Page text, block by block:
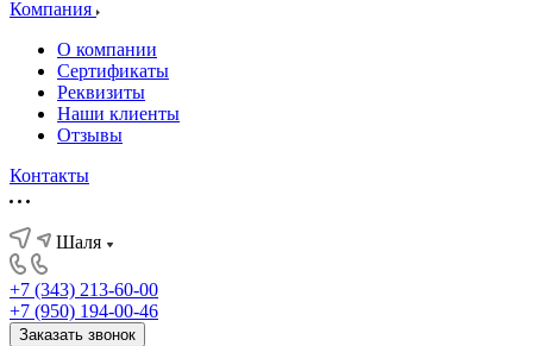
Компания
О компании
Сертификаты
Реквизиты
Наши клиенты
Отзывы
Контакты
Шаля
+7 (343) 213-60-00
+7 (950) 194-00-46
Заказать звонок